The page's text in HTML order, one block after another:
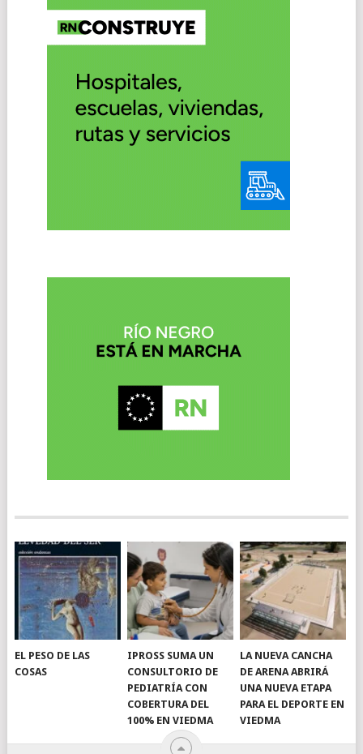
EL PESO DE LAS
COSAS
IPROSS SUMA UN
CONSULTORIO DE
PEDIATRÍA CON
COBERTURA DEL
100% EN VIEDMA
LA NUEVA CANCHA
DE ARENA ABRIRÁ
UNA NUEVA ETAPA
PARA EL DEPORTE EN
VIEDMA